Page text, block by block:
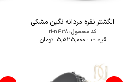
انگشتر نقره مردانه نگین مشکی
کد محصول:ri-n438
قیمت : 5,525,000 تومان